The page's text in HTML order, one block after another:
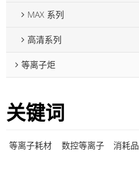
MAX 系列
高清系列
等离子炬
关键词
等离子耗材 数控等离子 消耗品